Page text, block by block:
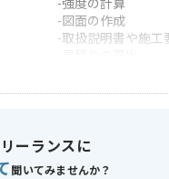
-強度の計算
-図面の作成
-取扱説明書や施工
特徴
ーランスに
聞いてみませんか？